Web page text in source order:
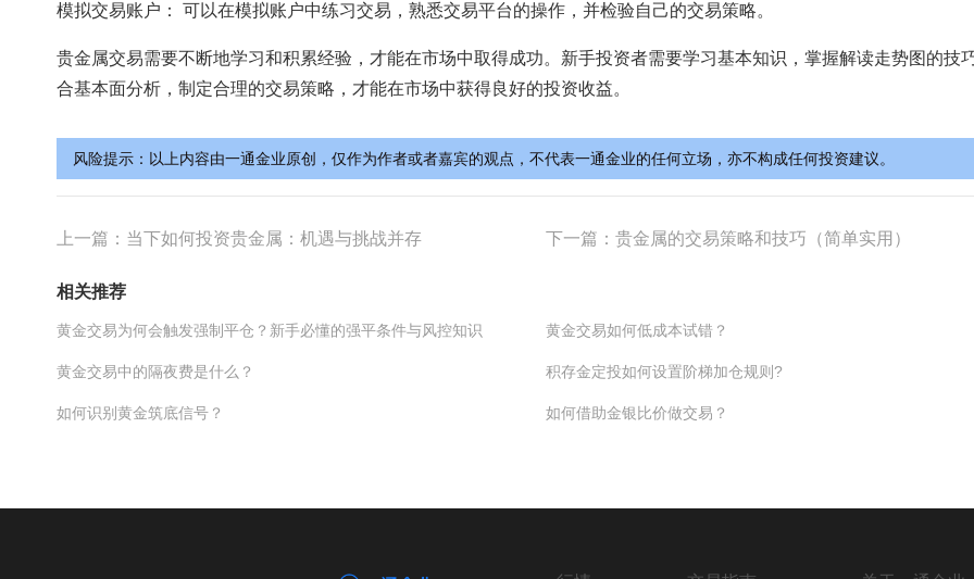
模拟交易账户： 可以在模拟账户中练习交易，熟悉交易平台的操作，并检验自己的交易策略。
贵金属交易需要不断地学习和积累经验，才能在市场中取得成功。新手投资者需要学习基本知识，掌握解读走势图的技
合基本面分析，制定合理的交易策略，才能在市场中获得良好的投资收益。
风险提示：以上内容由一通金业原创，仅作为作者或者嘉宾的观点，不代表一通金业的任何立场，亦不构成任何投资建议。
上一篇： 当下如何投资贵金属：机遇与挑战并存 下一篇： 贵金属的交易策略和技巧（简单实用）
相关推荐
黄金交易为何会触发强制平仓？新手必懂的强平条件与风控知识 黄金交易如何低成本试错？
黄金交易中的隔夜费是什么？ 积存金定投如何设置阶梯加仓规则?
如何识别黄金筑底信号？ 如何借助金银比价做交易？